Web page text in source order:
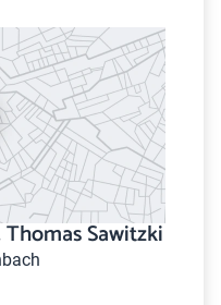
Sawitzki